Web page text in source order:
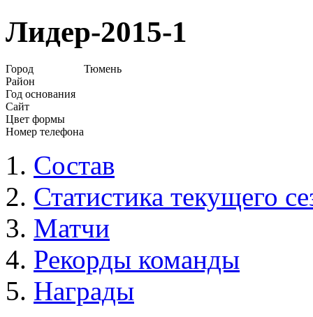
Лидер-2015-1
Город
Тюмень
Район
Год основания
Сайт
Цвет формы
Номер телефона
Состав
Статистика текущего
Матчи
Рекорды команды
Награды